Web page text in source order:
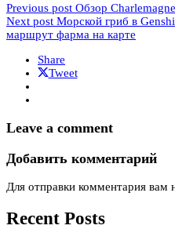
Previous post Обзор
Next post Морской гриб в
маршрут фарма на карте
Share
Tweet
Leave a comment
Добавить комментарий
Для отправки комментария вам
Recent Posts